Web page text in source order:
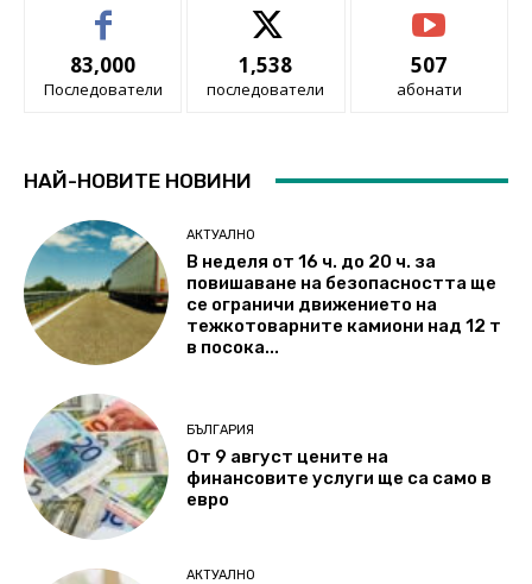
83,000
Последователи
1,538
последователи
507
абонати
НАЙ-НОВИТЕ НОВИНИ
АКТУАЛНО
В неделя от 16 ч. до 20 ч. за
повишаване на безопасността ще
се ограничи движението на
тежкотоварните камиони над 12 т
в посока...
БЪЛГАРИЯ
От 9 август цените на
финансовите услуги ще са само в
евро
АКТУАЛНО